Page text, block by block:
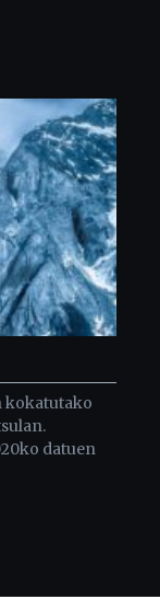
kokatutako
datuen